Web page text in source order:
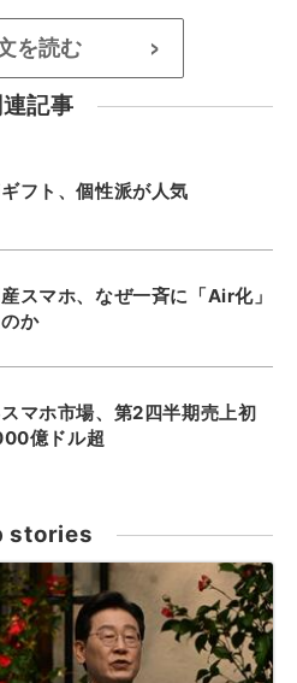
を読む >
記事
フト、個性派が人気
スマホ、なぜ一斉に「Air化」
か
マホ市場、第2四半期売上初
億ドル超
stories